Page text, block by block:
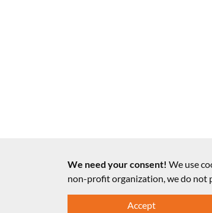
We need your consent! We use
non-profit organization, we do not
Accept